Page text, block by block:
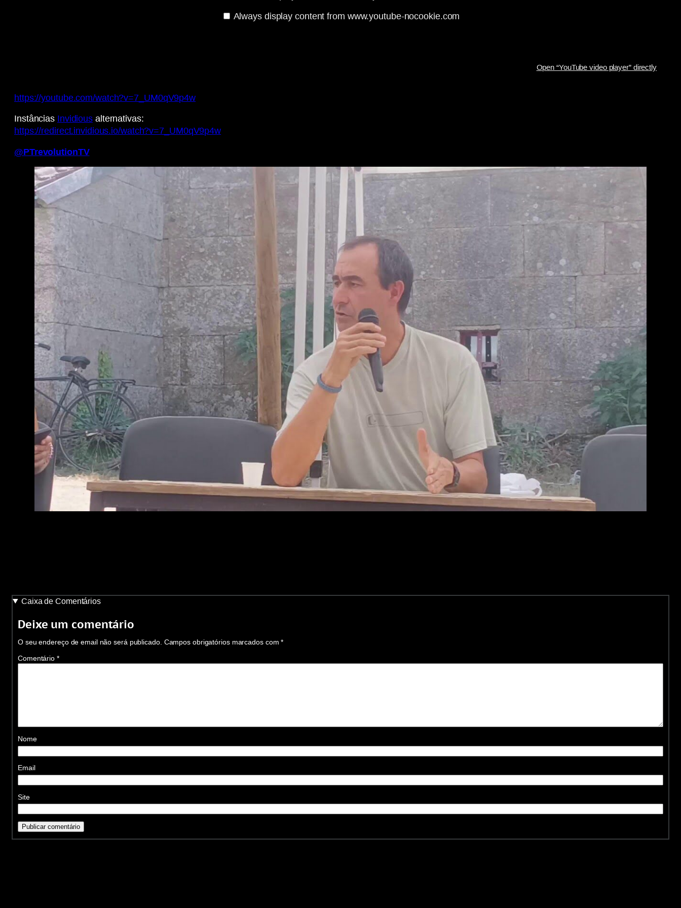
Always display content from www.youtube-nocookie.com
Open “YouTube video player” directly
https://youtube.com/watch?v=7_UM0qV9p4w
Instâncias Invidious alternativas:
https://redirect.invidious.io/watch?v=7_UM0qV9p4w
@PTrevolutionTV
Caixa de Comentários
Deixe um comentário
O seu endereço de email não será publicado. Campos obrigatórios marcados com*
Comentário *
Nome
Email
Site